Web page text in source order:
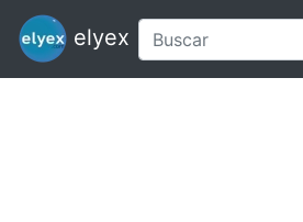
elyex